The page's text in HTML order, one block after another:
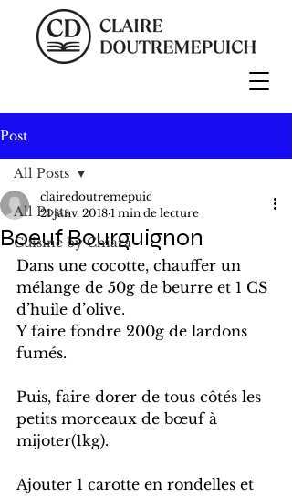
Post
All Posts
Cuisine by Chiara
All Posts
Boeuf Bourguignon
clairedoutremepuic
21 janv. 2018 1 min de lecture
Dans une cocotte, chauffer un
mélange de 50g de beurre et 1 CS
d’huile d’olive.
Y faire fondre 200g de lardons
fumés.
Puis, faire dorer de tous côtés les
petits morceaux de bœuf à
mijoter(1kg).
Ajouter 1 carotte en rondelles et